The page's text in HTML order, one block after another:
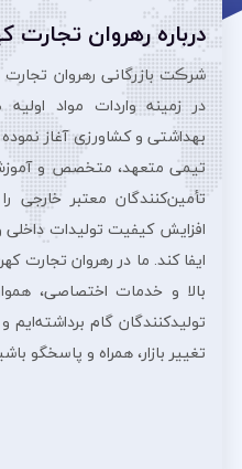
درباره رهروان تجارت
در زمینه واردات مواد
بهداشتی و کشاورزی آغاز
تیمی متعهد، متخصص و
تأمین‌کنندگان معتبر خارجی
افزایش کیفیت تولیدات
ایفا کند. ما در رهروان تجارت
بالا و خدمات اختصاصی،
تولیدکنندگان گام
تغییر بازار، همراه و پاسخگو